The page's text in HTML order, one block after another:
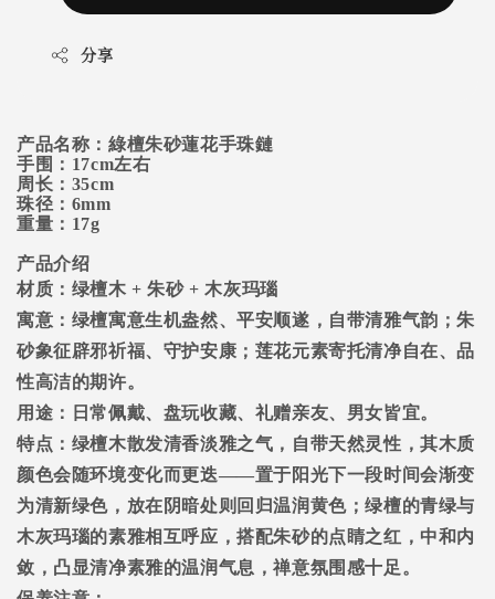
分享
产品名称：綠檀朱砂蓮花手珠鏈
手围：17cm左右
周长：35cm
珠径：6mm
重量：17g
产品介绍
材质：绿檀木 + 朱砂 + 木灰玛瑙
寓意：绿檀寓意生机盎然、平安顺遂，自带清雅气韵；朱
砂象征辟邪祈福、守护安康；莲花元素寄托清净自在、品
性高洁的期许。
用途：日常佩戴、盘玩收藏、礼赠亲友、男女皆宜。
特点：绿檀木散发清香淡雅之气，自带天然灵性，其木质
颜色会随环境变化而更迭——置于阳光下一段时间会渐变
为清新绿色，放在阴暗处则回归温润黄色；绿檀的青绿与
木灰玛瑙的素雅相互呼应，搭配朱砂的点睛之红，中和内
敛，凸显清净素雅的温润气息，禅意氛围感十足。